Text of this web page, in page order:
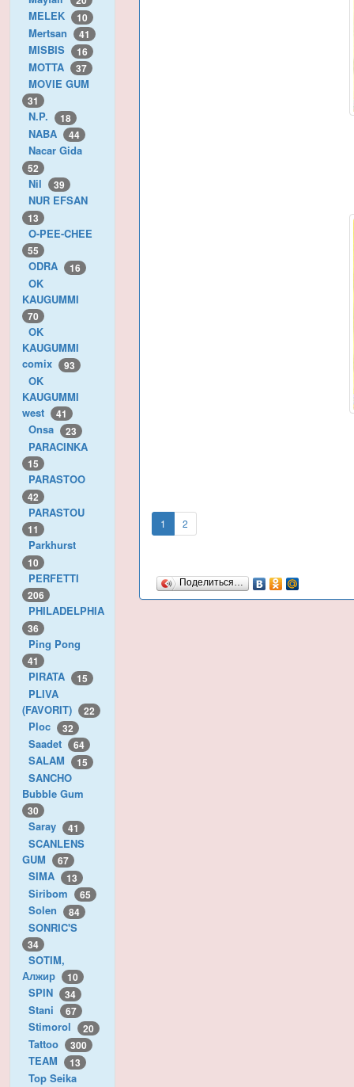
MELEK 10
Mertsan 41
MISBIS 16
MOTTA 37
MOVIE GUM
31
N.P. 18
NABA 44
Nacar Gida
52
Nil 39
NUR EFSAN
13
O-PEE-CHEE
55
ODRA 16
OK
KAUGUMMI
70
OK
KAUGUMMI
comix
93
OK
KAUGUMMI
west
41
Onsa 23
PARACINKA
15
PARASTOO
42
PARASTOU
11
Parkhurst
10
PERFETTI
206
PHILADELPHIA
36
Ping Pong
41
PIRATA 15
PLIVA
(FAVORIT)
22
Ploc 32
Saadet 64
SALAM 15
SANCHO
Bubble Gum
30
Saray 41
SCANLENS
GUM
67
SIMA 13
Siribom 65
Solen 84
SONRIC'S
34
SOTIM,
Алжир
10
SPIN 34
Stani 67
Stimorol 20
Tattoo 300
TEAM 13
Top Seika
1 2
Поделиться…